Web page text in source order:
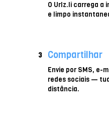
O Urlz.li carrega a
e limpo
3 Compartilhar
Envie por SMS, e-
redes sociais —
distância.